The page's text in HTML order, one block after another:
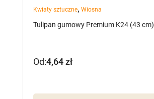
Kwiaty sztuczne, Wiosna
Tulipan gumowy Premium K24 (43 cm)
Od:4,64zł